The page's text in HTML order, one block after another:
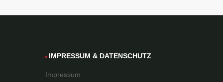
IMPRESSUM & DATENSCHUTZ
Impressum